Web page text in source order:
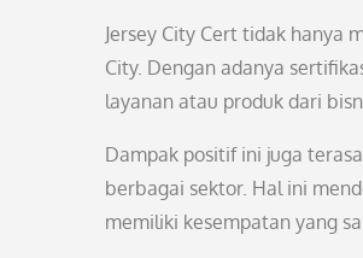
Jersey City Cert tidak hanya
City. Dengan adanya
layanan atau produk dari
Dampak positif ini juga
berbagai sektor. Hal ini
memiliki kesempatan yang